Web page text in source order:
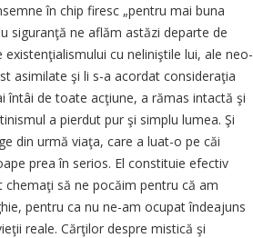
în chip firesc „pentru mai buna
siguranţă ne aflăm astăzi departe de
cu neliniştile lui, ale neo-
asimilate şi li s-a acordat consideraţia
întâi de toate acţiune, a rămas intactă şi
a pierdut pur şi simplu lumea. Şi
din urmă viaţa, care a luat-o pe căi
prea în serios. El constituie efectiv
să ne pocăim pentru că am
pentru ca nu ne-am ocupat îndeajuns
reale. Cărţilor despre mistică şi